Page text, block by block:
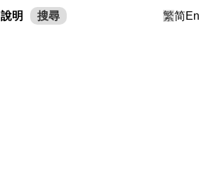
說明 搜尋 繁简En